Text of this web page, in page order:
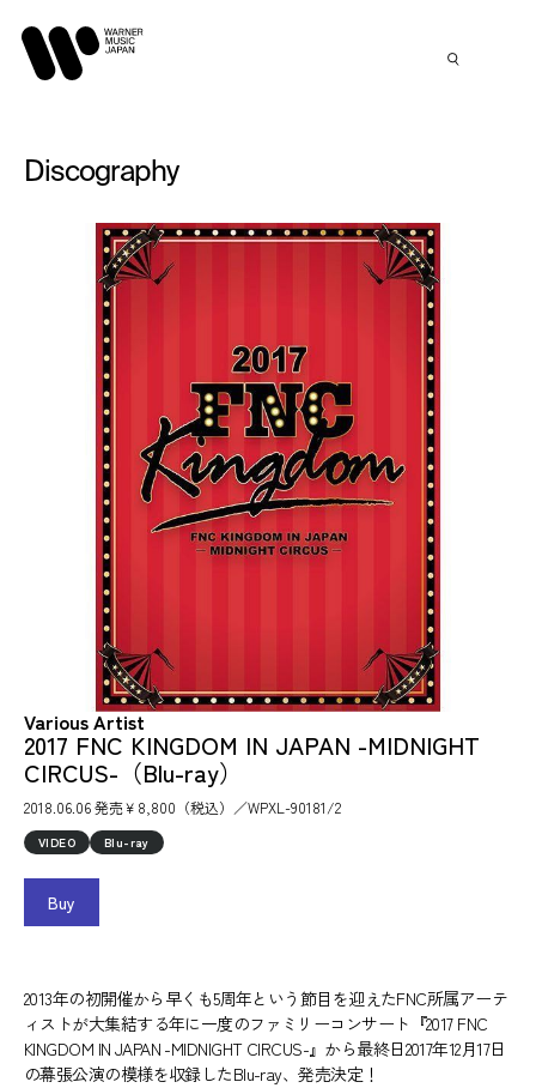
Discography
Various Artist
2017 FNC KINGDOM IN JAPAN -MIDNIGHT
CIRCUS-（Blu-ray）
2018.06.06 発売￥8,800（税込）／WPXL-90181/2
VIDEO Blu-ray
Buy
2013年の初開催から早くも5周年という節目を迎えたFNC所属アーテ
ィストが大集結する年に一度のファミリーコンサート『2017 FNC
KINGDOM IN JAPAN -MIDNIGHT CIRCUS-』から最終日2017年12月17日
の幕張公演の模様を収録したBlu-ray、発売決定！